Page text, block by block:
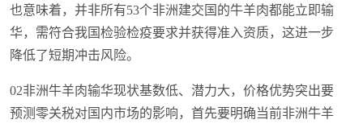
也意味着，并非所有53个非洲建交国的牛羊肉都能立即输
华，需符合我国检验检疫要求并获得准入资质，这进一步
降低了短期冲击风险。
02非洲牛羊肉输华现状基数低、潜力大，价格优势突出要
预测零关税对国内市场的影响，首先要明确当前非洲牛羊